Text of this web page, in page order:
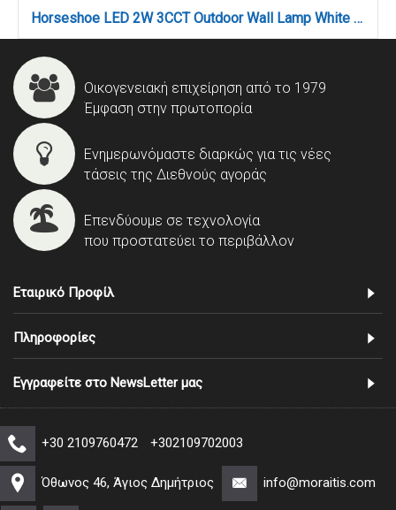
Horseshoe LED 2W 3CCT Outdoor Wall Lamp White D:12.8cmx3cm (80201920)
Οικογενειακή επιχείρηση από το 1979
Έμφαση στην πρωτοπορία
Ενημερωνόμαστε διαρκώς για τις νέες
τάσεις της Διεθνούς αγοράς
Επενδύουμε σε τεχνολογία
που προστατεύει το περιβάλλον
Εταιρικό Προφίλ
Πληροφορίες
Εγγραφείτε στο NewsLetter μας
+30 2109760472 +302109702003
Όθωνος 46, Άγιος Δημήτριος info@moraitis.com